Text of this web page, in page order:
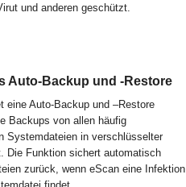
und anderen geschützt.
Auto-Backup und -Restore
eine Auto-Backup und –Restore
Backups von allen häufig
Systemdateien in verschlüsselter
Die Funktion sichert automatisch
zurück, wenn eScan eine Infektion